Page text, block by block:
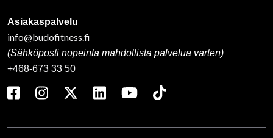
Asiakaspalvelu
info@budofitness.fi
(Sähköposti nopeinta mahdollista palvelua varten)
+468-673 33 50